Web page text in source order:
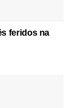
feridos na